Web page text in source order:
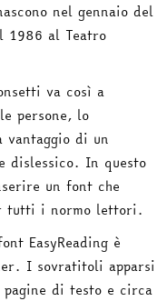
nel gennaio del
1986 al Teatro
va così a
persone, lo
di un
dislessico. In questo
un font che
tutti i normo lettori.
EasyReading è
I sovratitoli apparsi
di testo e circa